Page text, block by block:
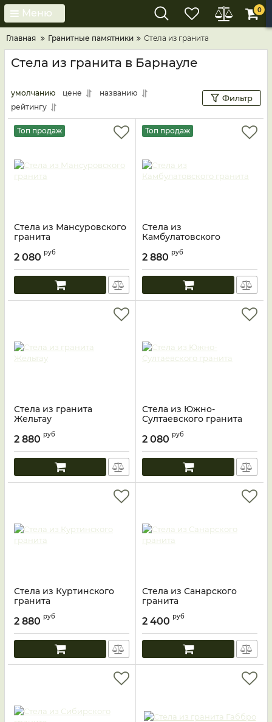
Меню 0
Главная Гранитные памятники Стела из гранита
Стела из гранита в Барнауле
умолчанию цене
названию
рейтингу
Фильтр
Топ продаж
Стела из Мансуровского
гранита
2 080 руб
Топ продаж
Стела из
Камбулатовского
2 880 руб
Стела из гранита
Жельтау
2 880 руб
Стела из Южно-
Султаевского гранита
2 080 руб
Стела из Куртинского
гранита
2 880 руб
Стела из Санарского
гранита
2 400 руб